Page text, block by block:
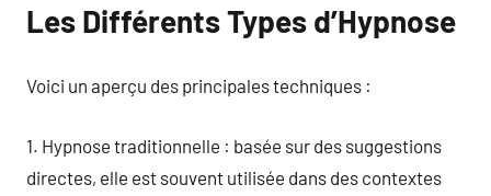
Les Différents Types d’Hypnose
Voici un aperçu des principales techniques :
1. Hypnose traditionnelle : basée sur des suggestions
directes, elle est souvent utilisée dans des contextes